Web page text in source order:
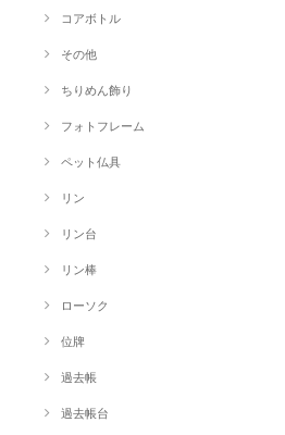
コアボトル
その他
ちりめん飾り
フォトフレーム
ペット仏具
リン
リン台
リン棒
ローソク
位牌
過去帳
過去帳台